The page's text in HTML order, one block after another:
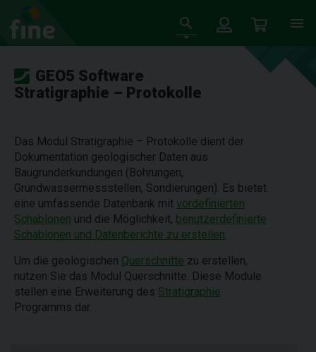
GEO5 Software
Stratigraphie – Protokolle
Das Modul Stratigraphie – Protokolle dient der
Dokumentation geologischer Daten aus
Baugrunderkundungen (Bohrungen,
Grundwassermessstellen, Sondierungen). Es bietet
eine umfassende Datenbank mit vordefinierten
Schablonen und die Möglichkeit, benutzerdefinierte
Schablonen und Datenberichte zu erstellen.
Um die geologischen Querschnitte zu erstellen,
nutzen Sie das Modul Querschnitte. Diese Module
stellen eine Erweiterung des Stratigraphie
Programms dar.